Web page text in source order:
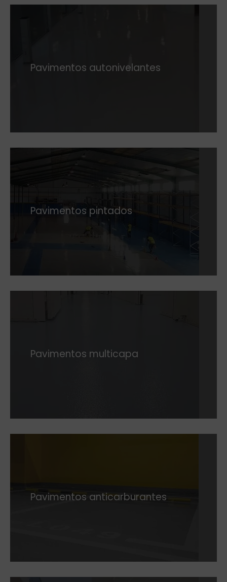
Pavimentos autonivelantes
Pavimentos pintados
Pavimentos multicapa
Pavimentos anticarburantes